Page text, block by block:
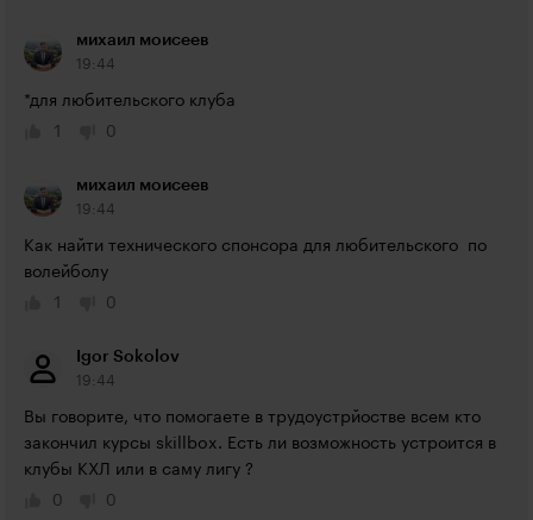
михаил моисеев
19:44
*для любительского клуба
1
0
михаил моисеев
19:44
Как найти технического спонсора для любительского  по
волейболу
1
0
Igor Sokolov
19:44
Вы говорите, что помогаете в трудоустрйостве всем кто
закончил курсы skillbox. Есть ли возможность устроится в
клубы КХЛ или в саму лигу ?
0
0